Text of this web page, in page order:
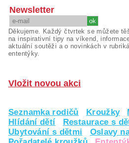
Newsletter
Děkujeme. Každý čtvrtek se můžete
na inspirativní tipy na víkend,
aktuální soutěži a o novinkách v
ententýky.
Vložit novou akci
Seznamka rodičů Kroužky
Hlídání dětí
Restaurace s
Ubytování s dětmi
Oslavy